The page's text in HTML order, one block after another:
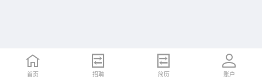
首页 招聘 简历 账户